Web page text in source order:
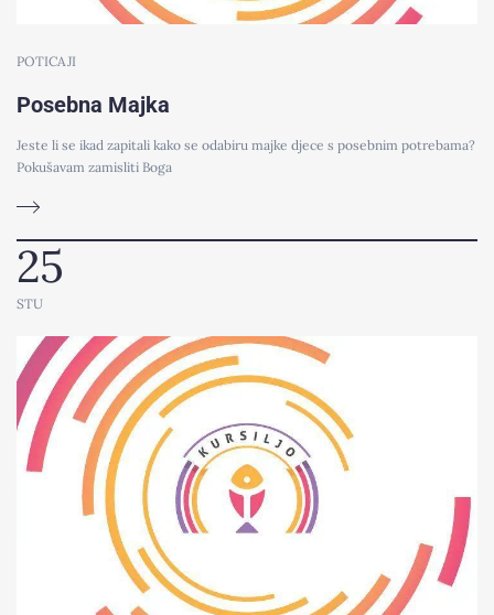
POTICAJI
Posebna Majka
Jeste li se ikad zapitali kako se odabiru majke djece s posebnim potrebama?
Pokušavam zamisliti Boga
25
STU